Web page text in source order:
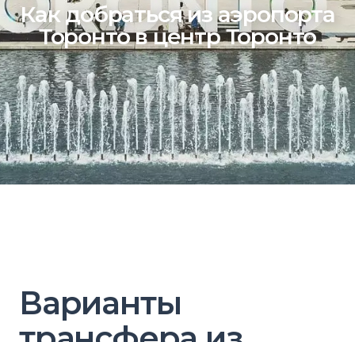
Как добраться из аэропорта
Торонто в центр Торонто
Варианты